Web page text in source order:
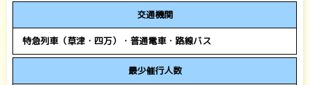
交通機関
特急列車（草津・四万）・普通電車・路線バス
最少催行人数